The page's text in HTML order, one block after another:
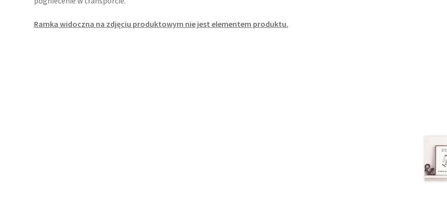
Ramka widoczna na zdjęciu produktowym nie jest elementem produktu.